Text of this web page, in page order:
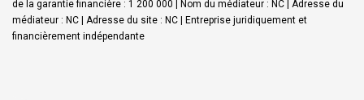
de la garantie financière : 1 200 000 | Nom du médiateur : NC | Adresse du
médiateur : NC | Adresse du site : NC | Entreprise juridiquement et
financièrement indépendante